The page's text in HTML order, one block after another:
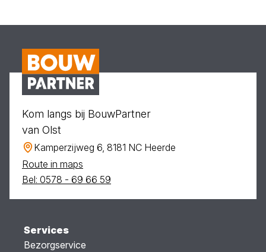
Kom langs bij BouwPartner
van Olst
Kamperzijweg 6, 8181 NC Heerde
Route in maps
Bel: 0578 - 69 66 59
Services
Bezorgservice